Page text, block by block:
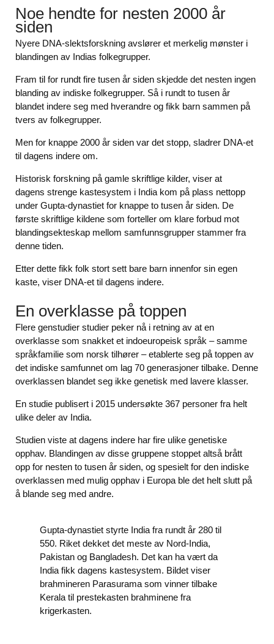
Noe hendte for nesten 2000 år
siden
Nyere DNA-slektsforskning avslører et merkelig mønster i
blandingen av Indias folkegrupper.
Fram til for rundt fire tusen år siden skjedde det nesten ingen
blanding av indiske folkegrupper. Så i rundt to tusen år
blandet indere seg med hverandre og fikk barn sammen på
tvers av folkegrupper.
Men for knappe 2000 år siden var det stopp, sladrer DNA-et
til dagens indere om.
Historisk forskning på gamle skriftlige kilder, viser at
dagens strenge kastesystem i India kom på plass nettopp
under Gupta-dynastiet for knappe to tusen år siden. De
første skriftlige kildene som forteller om klare forbud mot
blandingsekteskap mellom samfunnsgrupper stammer fra
denne tiden.
Etter dette fikk folk stort sett bare barn innenfor sin egen
kaste, viser DNA-et til dagens indere.
En overklasse på toppen
Flere genstudier studier peker nå i retning av at en
overklasse som snakket et indoeuropeisk språk – samme
språkfamilie som norsk tilhører – etablerte seg på toppen av
det indiske samfunnet om lag 70 generasjoner tilbake. Denne
overklassen blandet seg ikke genetisk med lavere klasser.
En studie publisert i 2015 undersøkte 367 personer fra helt
ulike deler av India.
Studien viste at dagens indere har fire ulike genetiske
opphav. Blandingen av disse gruppene stoppet altså brått
opp for nesten to tusen år siden, og spesielt for den indiske
overklassen med mulig opphav i Europa ble det helt slutt på
å blande seg med andre.
Gupta-dynastiet styrte India fra rundt år 280 til
550. Riket dekket det meste av Nord-India,
Pakistan og Bangladesh. Det kan ha vært da
India fikk dagens kastesystem. Bildet viser
brahmineren Parasurama som vinner tilbake
Kerala til prestekasten brahminene fra
krigerkasten.